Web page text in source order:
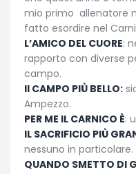
mio primo allenatore
fatto esordire nel
L’AMICO DEL CUORE:
rapporto con diverse
campo.
Il CAMPO PIÙ BELLO:
Ampezzo.
PER ME IL CARNICO È:
IL SACRIFICIO PIÙ
nessuno in particolare.
QUANDO SMETTO DI